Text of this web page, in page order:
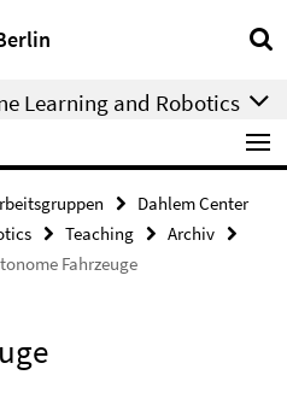
Learning and Robotics
Dahlem Center
Teaching
Archiv
Fahrzeuge